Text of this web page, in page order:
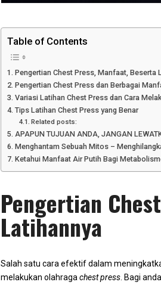
Table of Contents
Pengertian Chest Press, Manfaat, Beserta
Pengertian Chest Press dan Berbagai
Variasi Latihan Chest Press dan Cara
Tips Latihan Chest Press yang Benar
Related posts:
APAPUN TUJUAN ANDA, JANGAN
Menghantam Sebuah Mitos –
Ketahui Manfaat Air Putih Bagi
Pengertian
Latihannya
Salah satu cara efektif dalam
melakukan olahragachest press. Bagi